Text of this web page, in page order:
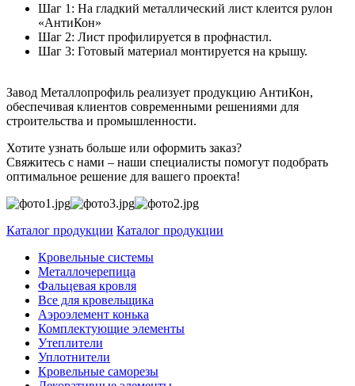
Шаг 1: На гладкий металлический лист клеится рулон
«АнтиКон»
Шаг 2: Лист профилируется в профнастил.
Шаг 3: Готовый материал монтируется на крышу.
Завод Металлопрофиль реализует продукцию АнтиКон,
обеспечивая клиентов современными решениями для
строительства и промышленности.
Хотите узнать больше или оформить заказ?
Свяжитесь с нами – наши специалисты помогут подобрать
оптимальное решение для вашего проекта!
Каталог продукции Каталог продукции
Кровельные системы
Металлочерепица
Фальцевая кровля
Все для кровельщика
Аэроэлемент конька
Комплектующие элементы
Утеплители
Уплотнители
Кровельные саморезы